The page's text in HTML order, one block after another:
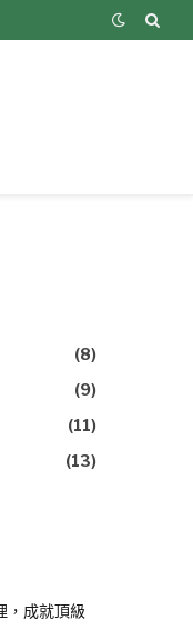
(8)
(9)
(11)
(13)
，成就頂級